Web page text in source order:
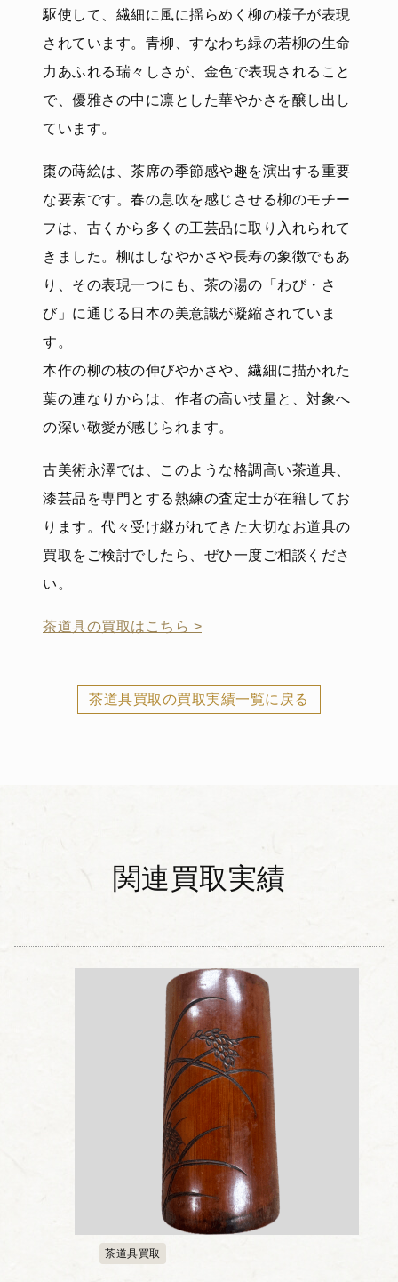
駆使して、繊細に風に揺らめく柳の様子が表現
されています。青柳、すなわち緑の若柳の生命
力あふれる瑞々しさが、金色で表現されること
で、優雅さの中に凛とした華やかさを醸し出し
ています。
棗の蒔絵は、茶席の季節感や趣を演出する重要
な要素です。春の息吹を感じさせる柳のモチー
フは、古くから多くの工芸品に取り入れられて
きました。柳はしなやかさや長寿の象徴でもあ
り、その表現一つにも、茶の湯の「わび・さ
び」に通じる日本の美意識が凝縮されていま
す。
本作の柳の枝の伸びやかさや、繊細に描かれた
葉の連なりからは、作者の高い技量と、対象へ
の深い敬愛が感じられます。
古美術永澤では、このような格調高い茶道具、
漆芸品を専門とする熟練の査定士が在籍してお
ります。代々受け継がれてきた大切なお道具の
買取をご検討でしたら、ぜひ一度ご相談くださ
い。
茶道具の買取はこちら >
茶道具買取の買取実績一覧に戻る
関連買取実績
茶道具買取